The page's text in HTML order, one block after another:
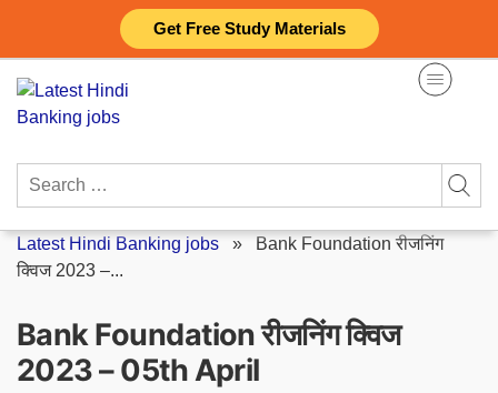
Get Free Study Materials
content
Search
Latest Hindi Banking jobs » Bank Foundation रीजनिंग
क्विज 2023 –...
Bank Foundation रीजनिंग क्विज
2023 – 05th April